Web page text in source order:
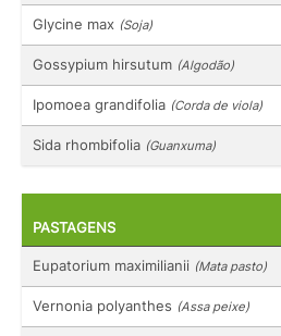
Glycine max (Soja)
Gossypium hirsutum (Algodão)
Ipomoea grandifolia (Corda de viola)
Sida rhombifolia (Guanxuma)
PASTAGENS
Eupatorium maximilianii (Mata pasto)
Vernonia polyanthes (Assa peixe)